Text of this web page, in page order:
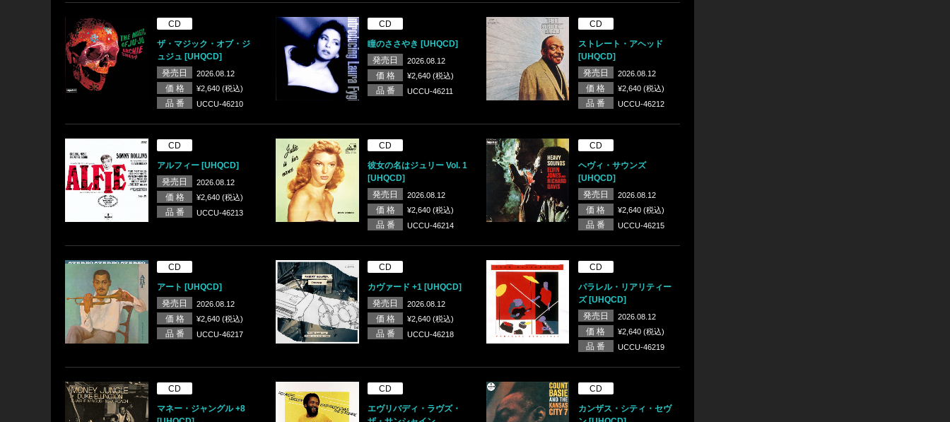
CD
ザ・マジック・オブ・ジ
ュジュ [UHQCD]
発売日
2026.08.12
価 格 ¥2,640 (税込)
品 番 UCCU-46210
CD
瞳のささやき [UHQCD]
発売日
2026.08.12
価 格 ¥2,640 (税込)
品 番 UCCU-46211
CD
ストレート・アヘッド
[UHQCD]
発売日
2026.08.12
価 格 ¥2,640 (税込)
品 番 UCCU-46212
CD
アルフィー [UHQCD]
発売日
2026.08.12
価 格 ¥2,640 (税込)
品 番 UCCU-46213
CD
彼女の名はジュリー Vol. 1
[UHQCD]
発売日
2026.08.12
価 格 ¥2,640 (税込)
品 番 UCCU-46214
CD
ヘヴィ・サウンズ
[UHQCD]
発売日
2026.08.12
価 格 ¥2,640 (税込)
品 番 UCCU-46215
CD
アート [UHQCD]
発売日
2026.08.12
価 格 ¥2,640 (税込)
品 番 UCCU-46217
CD
カヴァード +1 [UHQCD]
発売日
2026.08.12
価 格 ¥2,640 (税込)
品 番 UCCU-46218
CD
パラレル・リアリティー
ズ [UHQCD]
発売日
2026.08.12
価 格 ¥2,640 (税込)
品 番 UCCU-46219
CD
マネー・ジャングル +8
CD
エヴリバディ・ラヴズ・
CD
カンザス・シティ・セヴ